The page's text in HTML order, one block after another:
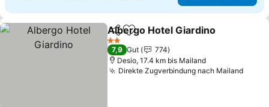
TeilenZu Favoriten hinzufügen
Albergo Hotel Giardino
2 Sterne
7,9 Gut
774
Desio, 17.4 km bis Mailand
Direkte Zugverbindung nach Mailand